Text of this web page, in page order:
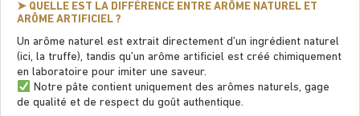
➤ QUELLE EST LA DIFFÉRENCE ENTRE ARÔME NATUREL ET
ARÔME ARTIFICIEL ?
Un arôme naturel est extrait directement d’un ingrédient naturel
(ici, la truffe), tandis qu’un arôme artiﬁciel est créé chimiquement
en laboratoire pour imiter une saveur.
Notre pâte contient uniquement des arômes naturels, gage
de qualité et de respect du goût authentique.